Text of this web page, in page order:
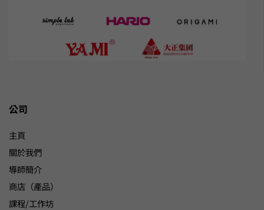
公司
主頁
關於我們
導師簡介
商店（產品）
課程/工作坊